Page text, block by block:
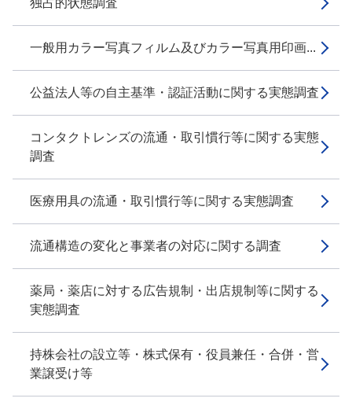
独占的状態調査
一般用カラー写真フィルム及びカラー写真用印画...
公益法人等の自主基準・認証活動に関する実態調査
コンタクトレンズの流通・取引慣行等に関する実態
調査
医療用具の流通・取引慣行等に関する実態調査
流通構造の変化と事業者の対応に関する調査
薬局・薬店に対する広告規制・出店規制等に関する
実態調査
持株会社の設立等・株式保有・役員兼任・合併・営
業譲受け等